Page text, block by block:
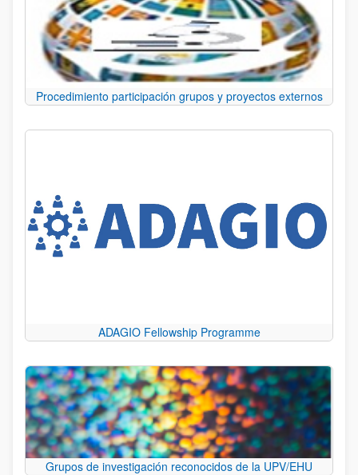
Procedimiento participación grupos y proyectos externos
ADAGIO Fellowship Programme
Grupos de investigación reconocidos de la UPV/EHU